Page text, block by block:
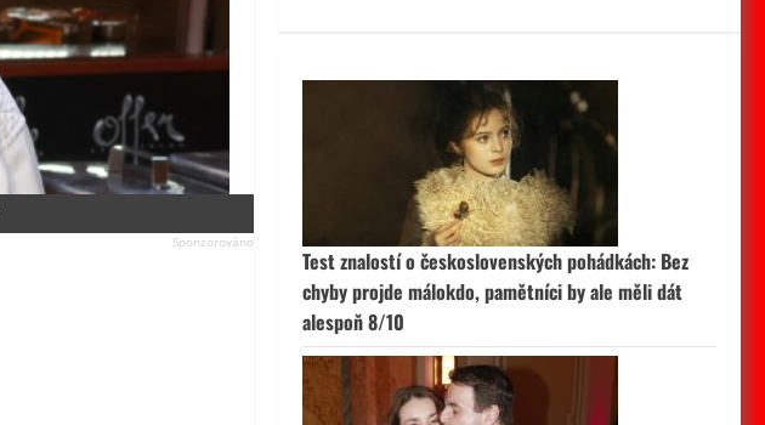
Test znalostí o československých pohádkách: Bez
chyby projde málokdo, pamětníci by ale měli dát
alespoň 8/10